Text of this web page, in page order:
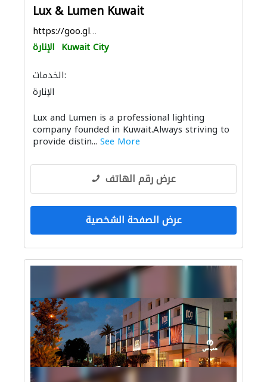
Lux & Lumen Kuwait
https://goo.gl/maps/wEQBCoxRjFzPRQ9dA
الإنارة Kuwait City
الخدمات:
الإنارة
Lux and Lumen is a professional lighting
company founded in Kuwait.Always striving to
provide distin... See More
عرض رقم الهاتف
عرض الصفحة الشخصية